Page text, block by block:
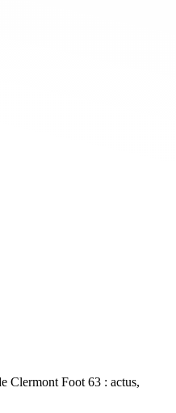
Clermont Foot 63 : actus,